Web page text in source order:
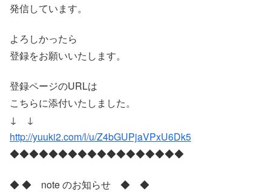
発信しています。
よろしかったら
登録をお願いいたします。
登録ページのURLは
こちらに添付いたしました。
↓ ↓
http://yuuki2.com/l/u/Z4bGUPjaVPxU6Dk5
◆◆◆◆◆◆◆◆◆◆◆◆◆◆◆◆◆◆
◆ ◆ note のお知らせ ◆ ◆